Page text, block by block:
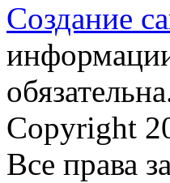
Создание
Copyright
Все права